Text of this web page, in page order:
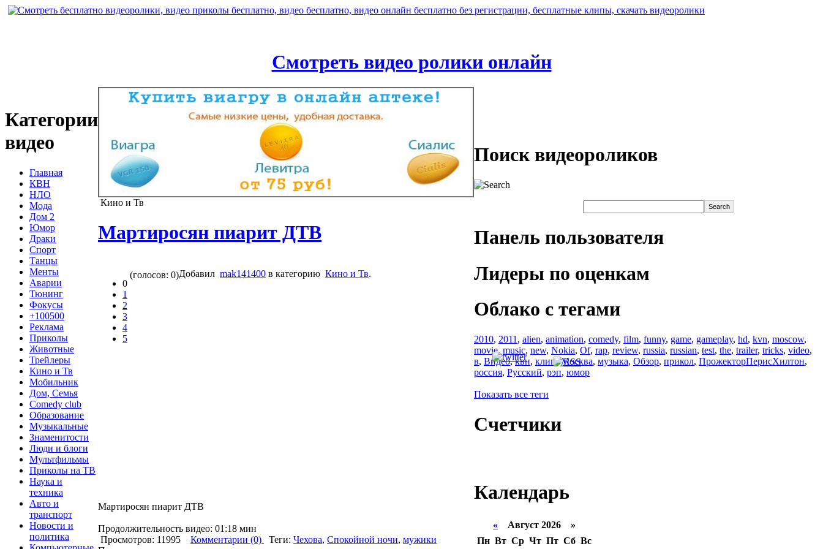
Смотреть видео ролики онлайн
Категории
видео
Главная
КВН
НЛО
Мода
Дом 2
Юмор
Драки
Спорт
Танцы
Менты
Аварии
Тюнинг
Фокусы
+100500
Реклама
Приколы
Животные
Трейлеры
Кино и Тв
Мобильник
Дом, Семья
Comedy club
Образование
Музыкальные
Знаменитости
Люди и блоги
Мультфильмы
Приколы на ТВ
Наука и
техника
Авто и
транспорт
Новости и
политика
Кино и Тв
Мартиросян пиарит ДТВ
0
1
2
3
4
5
(голосов: 0)Добавил mak141400 в категорию Кино и Тв.
Мартиросян пиарит ДТВ
Продолжительность видео: 01:18 мин
Просмотров: 11995
Комментарии (0) Теги: Чехова, Спокойной ночи, мужики
Поиск видеороликов
Панель пользователя
Лидеры по оценкам
Облако с тегами
2010, 2011 , alien, animation, comedy, film, funny, game, gameplay, hd, kvn, moscow,
movie, music, new, Nokia, Of, rap, review, russia, russian, test, the, trailer, tricks, video,
в, Видео,квн, клип,Москва, музыка, Обзор, прикол, ПрожекторПерисХилтон,
россия, Русский, рэп, юмор
Показать все теги
Счетчики
Календарь
« Август 2026 »
Пн Вт Ср Чт Пт Сб Вс